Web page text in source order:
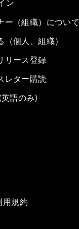
ン
ー（組織）につい
（個人、組織）
リース登録
レター購読
語のみ)
用規約